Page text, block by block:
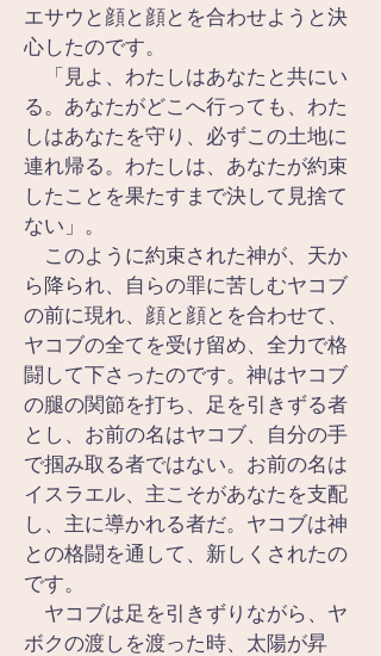
エサウと顔と顔とを合わせようと決
心したのです。
「見よ、わたしはあなたと共にい
る。あなたがどこへ行っても、わた
しはあなたを守り、必ずこの土地に
連れ帰る。わたしは、あなたが約束
したことを果たすまで決して見捨て
ない」。
このように約束された神が、天か
ら降られ、自らの罪に苦しむヤコブ
の前に現れ、顔と顔とを合わせて、
ヤコブの全てを受け留め、全力で格
闘して下さったのです。神はヤコブ
の腿の関節を打ち、足を引きずる者
とし、お前の名はヤコブ、自分の手
で掴み取る者ではない。お前の名は
イスラエル、主こそがあなたを支配
し、主に導かれる者だ。ヤコブは神
との格闘を通して、新しくされたの
です。
ヤコブは足を引きずりながら、ヤ
ボクの渡しを渡った時、太陽が昇